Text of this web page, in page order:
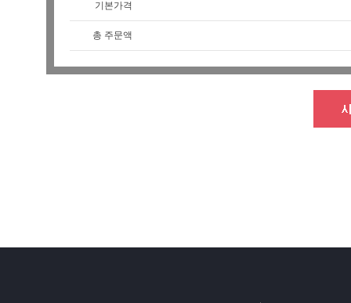
기본가격
총 주문액